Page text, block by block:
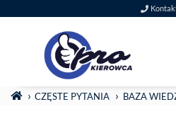
Menu główne
Jesteś tutaj:
STRONA GŁÓWNA
CZĘSTE PYTANIA BAZA